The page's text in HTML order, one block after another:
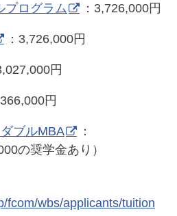
プログラム ：3,726,000円
：3,726,000円
円
円
ブルMBA
：
の奨学金あり）
fcom/wbs/applicants/tuition